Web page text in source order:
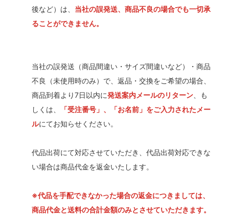
後など）は、 当社の誤発送、商品不良の場合でも一切承
ることができません。
当社の誤発送（商品間違い・サイズ間違いなど）・商品
不良（未使用時のみ）で、返品・交換をご希望の場合、
商品到着より7日以内に発送案内メールのリターン、も
しくは、
「受注番号」、「お名前」をご入力されたメー
ルにてお知らせください。
代品出荷にて対応させていただき、代品出荷対応できな
い場合は商品代金を返金いたします。
※代品を手配できなかった場合の返金につきましては、
商品代金と送料の合計金額のみとさせていただきます。